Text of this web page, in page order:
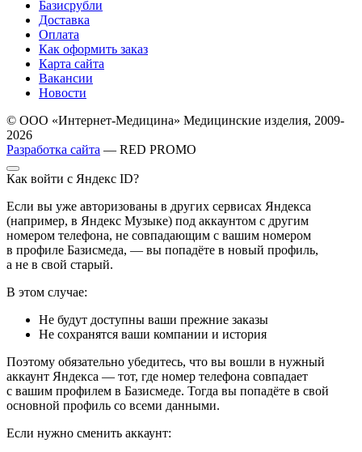
Базисрубли
Доставка
Оплата
Как оформить заказ
Карта сайта
Вакансии
Новости
© ООО «Интернет-Медицина» Медицинские изделия, 2009-
2026
Разработка сайта — RED PROMO
Как войти с Яндекс ID?
Если вы уже авторизованы в других сервисах Яндекса
(например, в Яндекс Музыке) под аккаунтом с другим
номером телефона, не совпадающим с вашим номером
в профиле Базисмеда, — вы попадёте в новый профиль,
а не в свой старый.
В этом случае:
Не будут доступны ваши прежние заказы
Не сохранятся ваши компании и история
Поэтому обязательно убедитесь, что вы вошли в нужный
аккаунт Яндекса — тот, где номер телефона совпадает
с вашим профилем в Базисмеде. Тогда вы попадёте в свой
основной профиль со всеми данными.
Если нужно сменить аккаунт: